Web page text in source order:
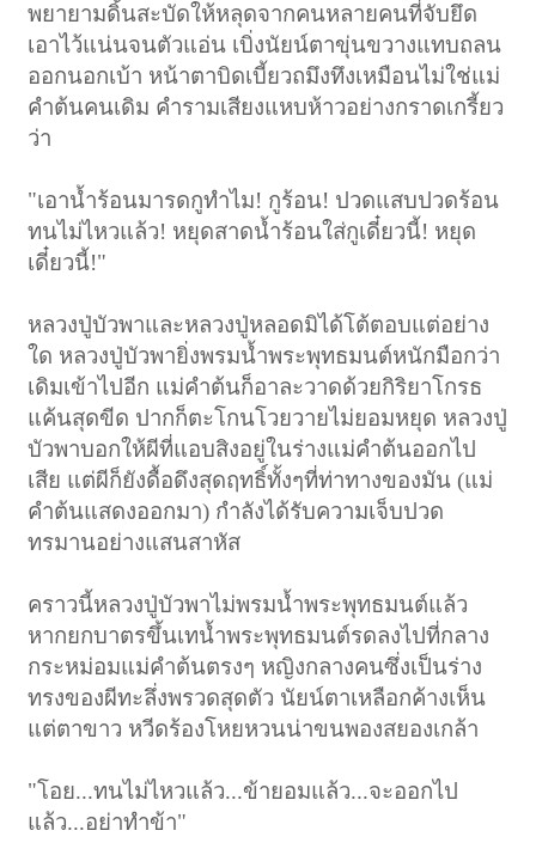
พยายามดิ้นสะบัดให้หลุดจากคนหลายคนที่จับยึด
เอาไว้แน่นจนตัวแอ่น เบิ่งนัยน์ตาขุ่นขวางแทบถลน
ออกนอกเบ้า หน้าตาบิดเบี้ยวถมึงทึงเหมือนไม่ใช่แม่
คำต้นคนเดิม คำรามเสียงแหบห้าวอย่างกราดเกรี้ยว
ว่า
"เอาน้ำร้อนมารดกูทำไม! กูร้อน! ปวดแสบปวดร้อน
ทนไม่ไหวแล้ว! หยุดสาดน้ำร้อนใส่กูเดี๋ยวนี้! หยุด
เดี๋ยวนี้!"
หลวงปู่บัวพาและหลวงปู่หลอดมิได้โต้ตอบแต่อย่าง
ใด หลวงปู่บัวพายิ่งพรมน้ำพระพุทธมนต์หนักมือกว่า
เดิมเข้าไปอีก แม่คำต้นก็อาละวาดด้วยกิริยาโกรธ
แค้นสุดขีด ปากก็ตะโกนโวยวายไม่ยอมหยุด หลวงปู่
บัวพาบอกให้ผีที่แอบสิงอยู่ในร่างแม่คำต้นออกไป
เสีย แต่ผีก็ยังดื้อดึงสุดฤทธิ์ทั้งๆที่ท่าทางของมัน (แม่
คำต้นแสดงออกมา) กำลังได้รับความเจ็บปวด
ทรมานอย่างแสนสาหัส
คราวนี้หลวงปู่บัวพาไม่พรมน้ำพระพุทธมนต์แล้ว
หากยกบาตรขึ้นเทน้ำพระพุทธมนต์รดลงไปที่กลาง
กระหม่อมแม่คำต้นตรงๆ หญิงกลางคนซึ่งเป็นร่าง
ทรงของผีทะลึ่งพรวดสุดตัว นัยน์ตาเหลือกค้างเห็น
แต่ตาขาว หวีดร้องโหยหวนน่าขนพองสยองเกล้า
"โอย...ทนไม่ไหวแล้ว...ข้ายอมแล้ว...จะออกไป
แล้ว...อย่าทำข้า"